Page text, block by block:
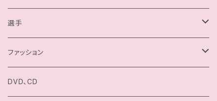
選手
駿河メイ
小石川チエ
ファッション
チョコプロ／ChocoPro
DVD、CD